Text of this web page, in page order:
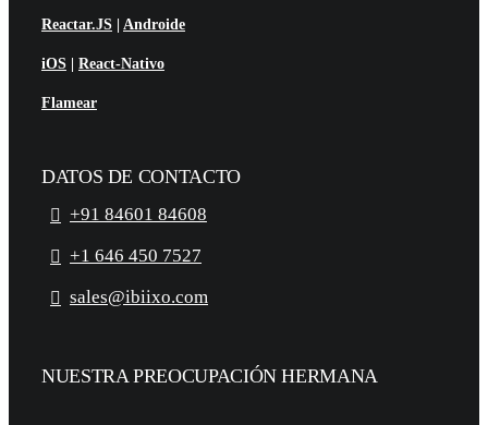
Reactar.JS| Androide
iOS| React-Nativo
Flamear
DATOS DE CONTACTO
+91 84601 84608
+1 646 450 7527
sales@ibiixo.com
NUESTRA PREOCUPACIÓN HERMANA